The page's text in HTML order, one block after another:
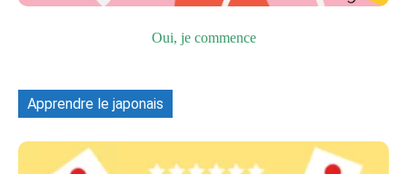
Oui, je commence
Apprendre le japonais